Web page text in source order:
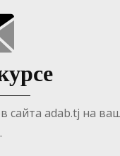
сайта adab.tj на